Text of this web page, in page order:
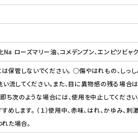
Na ローズマリー油、コメデンプン、エンピツビ
管しないでください。 ○傷やはれもの、しっ
い流してください。また、目に異物感の残る場
ち次のような場合には、使用を中止してくだ
します。 （１）使用中、赤味、はれ、かゆみ、
た場合。